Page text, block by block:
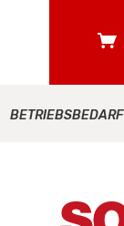
BETRIEBSBEDARF